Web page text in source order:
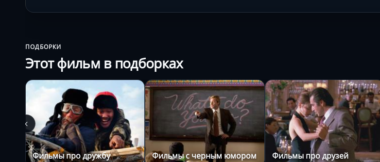
ПОДБОРКИ
Этот фильм в подборках
Фильмы про дружбу Фильмы с черным юмором Фильмы про друзей